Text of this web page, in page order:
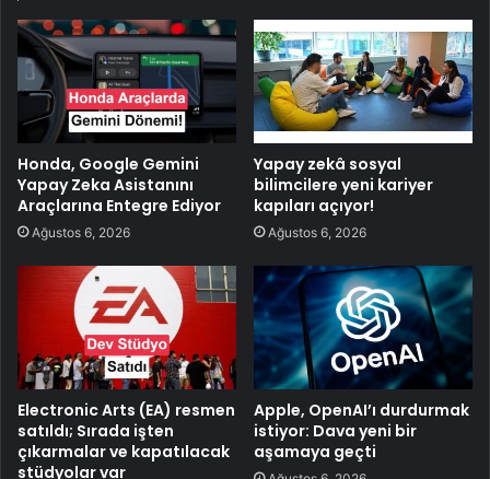
Honda, Google Gemini
Yapay Zeka Asistanını
Araçlarına Entegre Ediyor
Ağustos 6, 2026
Yapay zekâ sosyal
bilimcilere yeni kariyer
kapıları açıyor!
Ağustos 6, 2026
Electronic Arts (EA) resmen
satıldı; Sırada işten
çıkarmalar ve kapatılacak
stüdyolar var
Apple, OpenAI’ı durdurmak
istiyor: Dava yeni bir
aşamaya geçti